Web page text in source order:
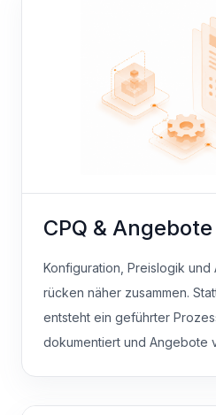
CPQ & Angebote
Konfiguration, Preislogik
rücken näher zusammen.
entsteht ein geführter
dokumentiert und Angebote